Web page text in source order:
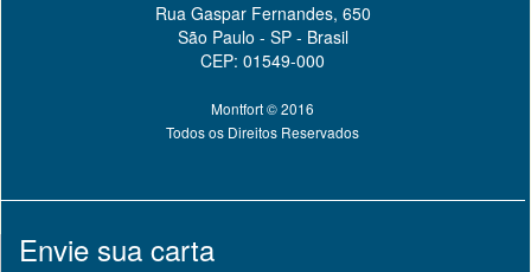
Rua Gaspar Fernandes, 650
São Paulo - SP - Brasil
CEP: 01549-000
Montfort © 2016
Todos os Direitos Reservados
Envie sua carta